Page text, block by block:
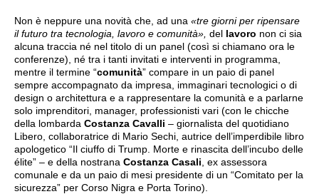
Non è neppure una novità che, ad una «tre giorni per ripensare
il futuro tra tecnologia, lavoro e comunità», del lavoro non ci sia
alcuna traccia né nel titolo di un panel (così si chiamano ora le
conferenze), né tra i tanti invitati e interventi in programma,
mentre il termine “comunità” compare in un paio di panel
sempre accompagnato da impresa, immaginari tecnologici o di
design o architettura e a rappresentare la comunità e a parlarne
solo imprenditori, manager, professionisti vari (con le chicche
della lombarda Costanza Cavalli – giornalista del quotidiano
Libero, collaboratrice di Mario Sechi, autrice dell’imperdibile libro
apologetico “Il ciuffo di Trump. Morte e rinascita dell’incubo delle
élite” – e della nostrana Costanza Casali , ex assessora
comunale e da un paio di mesi presidente di un “Comitato per la
sicurezza” per Corso Nigra e Porta Torino).